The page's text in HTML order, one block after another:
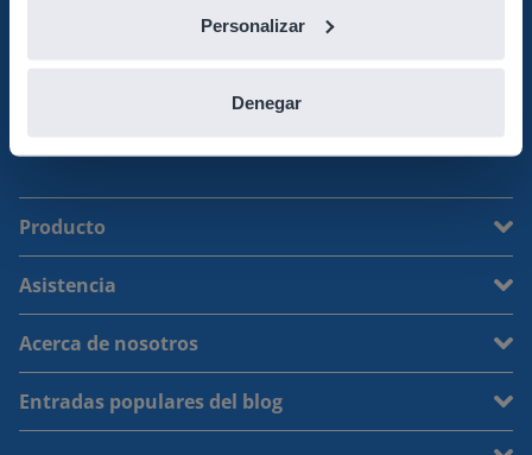
Personalizar
Denegar
Contacta con nosotros
Producto
Asistencia
Acerca de nosotros
Entradas populares del blog